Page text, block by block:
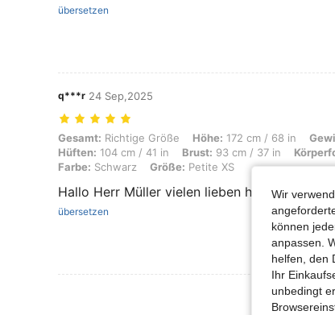
übersetzen
q***r 24 Sep,2025
Gesamt: Richtige Größe, Höhe: 172 cm / 68 in, Gewicht: 52
Gesamt: Richtige Größe Höhe: 172 cm / 68 in
Hüften: 104 cm / 41 in Brust: 93 cm / 37 in
Farbe: Schwarz Größe: Petite XS
Hallo Herr Müller vielen lieben herzlichen
übersetzen
Mehr
Wir
können
anpassen.
helfen, den
Ihr
unbedingt